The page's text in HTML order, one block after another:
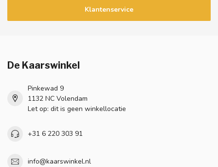
Klantenservice
De Kaarswinkel
Pinkewad 9
1132 NC Volendam
Let op: dit is geen winkellocatie
+31 6 220 303 91
info@kaarswinkel.nl